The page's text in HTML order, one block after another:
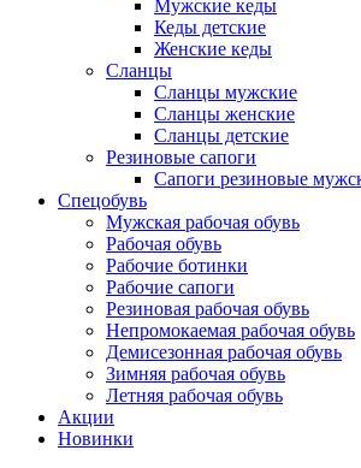
Мужские кеды
Кеды детские
Женские кеды
Сланцы
Сланцы мужские
Сланцы женские
Сланцы детские
Резиновые сапоги
Сапоги резиновые
Спецобувь
Мужская рабочая обувь
Рабочая обувь
Рабочие ботинки
Рабочие сапоги
Резиновая рабочая обувь
Непромокаемая рабочая обувь
Демисезонная рабочая обувь
Зимняя рабочая обувь
Летняя рабочая обувь
Акции
Новинки